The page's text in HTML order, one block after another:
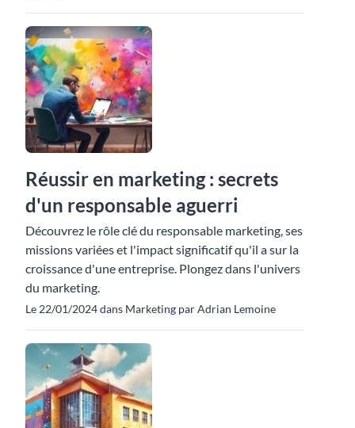
Réussir en marketing : secrets
d'un responsable aguerri
Découvrez le rôle clé du responsable marketing, ses
missions variées et l'impact significatif qu'il a sur la
croissance d'une entreprise. Plongez dans l'univers
du marketing.
Le 22/01/2024 dans Marketing par Adrian Lemoine